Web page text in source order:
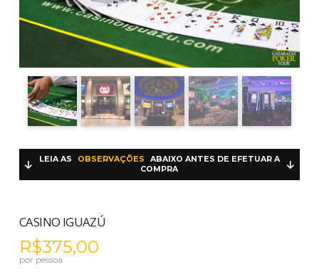
LEIA AS OBSERVAÇÕES
ABAIXO ANTES DE EFETUAR A
COMPRA
CASINO IGUAZÚ
R$375,00
por pessoa